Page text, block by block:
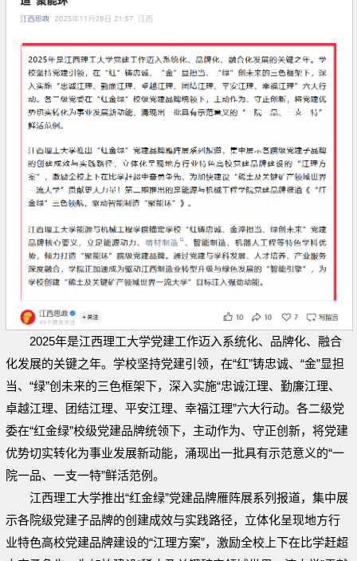
2025年是江西理工大学党建工作迈入系统化、品牌化、融合
化发展的关键之年。学校坚持党建引领，在“红”铸忠诚、“金”显担
当、“绿”创未来的三色框架下，深入实施“忠诚江理、勤廉江理、
卓越江理、团结江理、平安江理、幸福江理”六大行动。各二级党
委在“红金绿”校级党建品牌统领下，主动作为、守正创新，将党建
优势切实转化为事业发展新动能，涌现出一批具有示范意义的“一
院一品、一支一特”鲜活范例。
江西理工大学推出“红金绿”党建品牌雁阵展系列报道，集中展
示各院级党建子品牌的创建成效与实践路径，立体化呈现地方行
业特色高校党建品牌建设的“江理方案”，激励全校上下在比学赶超